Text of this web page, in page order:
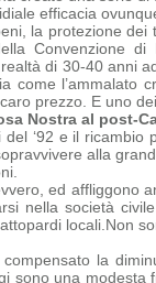
efficacia
la protezione dei
Convenzione
di 30-40 anni
come l’ammalato
prezzo. E uno
Nostra al post-
‘92 e il
alla
ed affliggono
nella società
locali.Non
la
sono una modesta